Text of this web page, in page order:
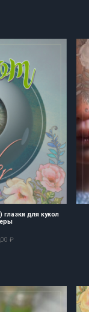
для кукол
₽Диапазон
1200,00 ₽